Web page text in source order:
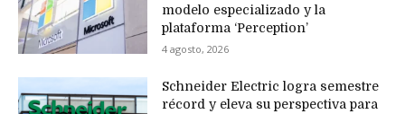
modelo especializado y la
plataforma ‘Perception’
4 agosto, 2026
Schneider Electric logra semestre
récord y eleva su perspectiva para